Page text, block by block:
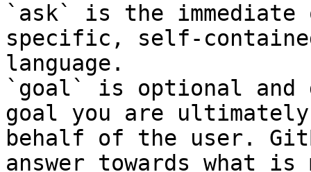
`ask` is the
specific, self-
language.
`goal` is optional and
goal you are
behalf of the user.
answer towards what